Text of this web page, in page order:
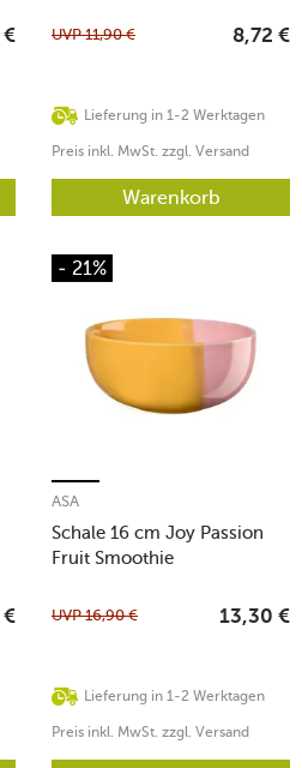
€
Lieferung in 1-2 Werktagen
UVP11,90 € 8,72 €
Preis inkl. MwSt. zzgl. Versand
Warenkorb
€
- 21%
Schale 16 cm Joy Passion
Fruit Smoothie
ASA
Lieferung in 1-2 Werktagen
UVP16,90 € 13,30 €
Preis inkl. MwSt. zzgl. Versand